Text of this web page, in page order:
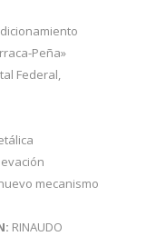
Peña»
Federal,
mecanismo
RINAUDO